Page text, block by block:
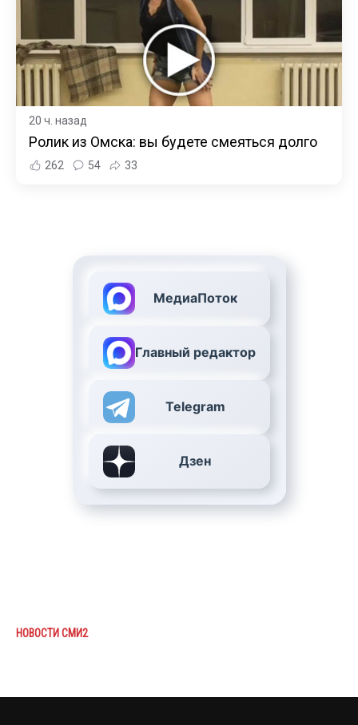
20 ч. назад
Ролик из Омска: вы будете смеяться долго
262 54 33
МедиаПоток
Главный редактор
Telegram
Дзен
НОВОСТИ СМИ2